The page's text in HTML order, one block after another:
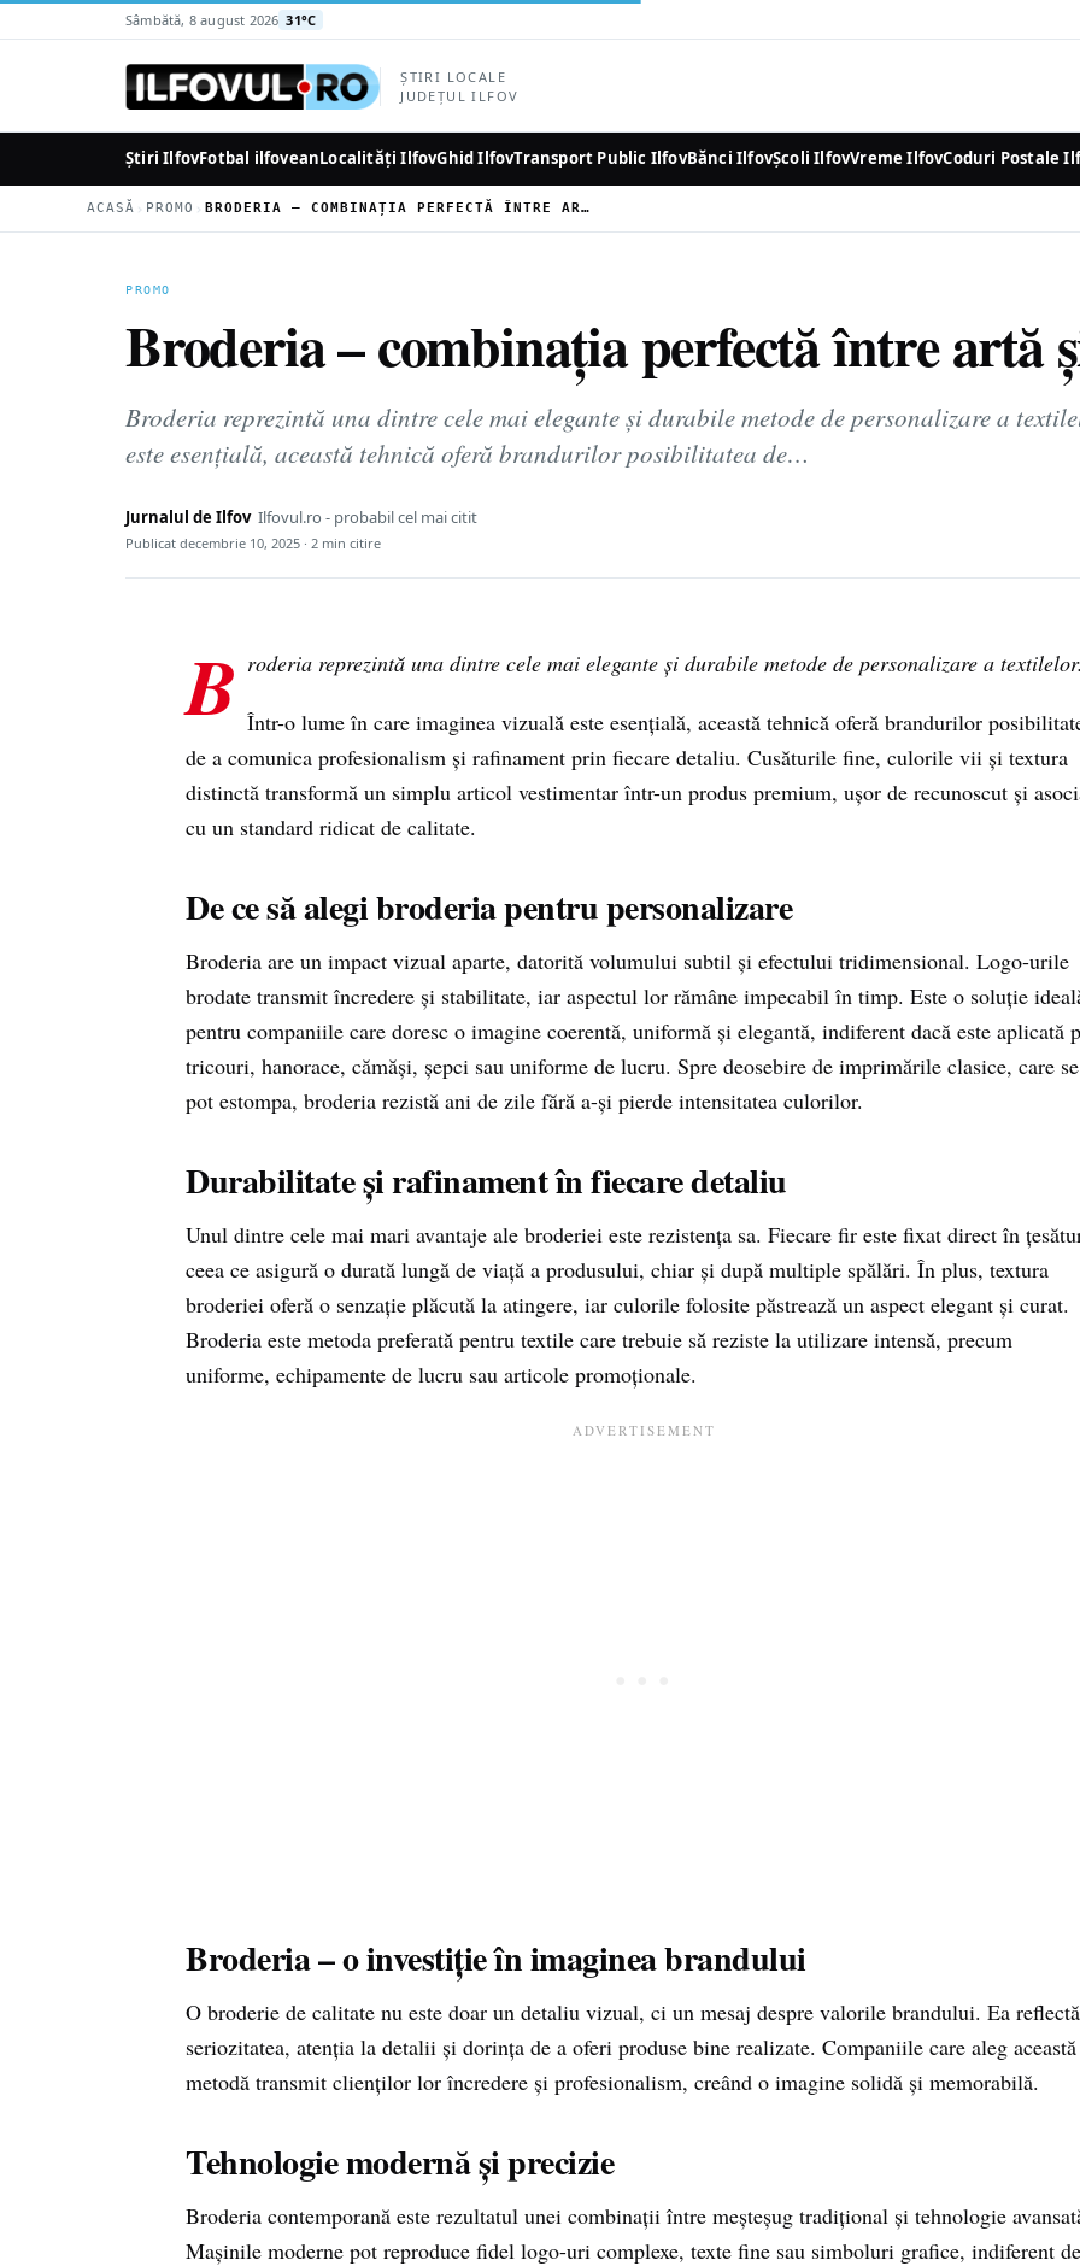
Sâmbătă, 8 august 2026 31°C
ȘTIRI LOCALE
JUDEȚUL ILFOV
Știri IlfovFotbal ilfoveanLocalități IlfovGhid IlfovTransport Public IlfovBănci IlfovȘcoli IlfovVreme IlfovCoduri Postale
ACASĂ › PROMO › BRODERIA – COMBINAȚIA PERFECTĂ ÎNTRE ARTĂ ȘI IDENTITATE VIZUALĂ
PROMO
Broderia – combinația perfectă între artă
Broderia reprezintă una dintre cele mai elegante și durabile metode de personalizare a
este esențială, această tehnică oferă brandurilor posibilitatea de…
Jurnalul de Ilfov Ilfovul.ro - probabil cel mai citit
Publicat decembrie 10, 2025 · 2 min citire
B roderia reprezintă una dintre cele mai elegante și durabile metode de personalizare a
Într-o lume în care imaginea vizuală este esențială, această tehnică oferă brandurilor
de a comunica profesionalism și rafinament prin fiecare detaliu. Cusăturile fine, culorile vii și textura
distinctă transformă un simplu articol vestimentar într-un produs premium, ușor de recunoscut și
cu un standard ridicat de calitate.
De ce să alegi broderia pentru personalizare
Broderia are un impact vizual aparte, datorită volumului subtil și efectului tridimensional. Logo-urile
brodate transmit încredere și stabilitate, iar aspectul lor rămâne impecabil în timp. Este o soluție
pentru companiile care doresc o imagine coerentă, uniformă și elegantă, indiferent dacă este aplicată
tricouri, hanorace, cămăși, șepci sau uniforme de lucru. Spre deosebire de imprimările clasice, care se
pot estompa, broderia rezistă ani de zile fără a-și pierde intensitatea culorilor.
Durabilitate și rafinament în fiecare detaliu
Unul dintre cele mai mari avantaje ale broderiei este rezistența sa. Fiecare fir este fixat direct în
ceea ce asigură o durată lungă de viață a produsului, chiar și după multiple spălări. În plus, textura
broderiei oferă o senzație plăcută la atingere, iar culorile folosite păstrează un aspect elegant și curat.
Broderia este metoda preferată pentru textile care trebuie să reziste la utilizare intensă, precum
uniforme, echipamente de lucru sau articole promoționale.
Broderia – o investiție în imaginea brandului
O broderie de calitate nu este doar un detaliu vizual, ci un mesaj despre valorile brandului. Ea reflectă
seriozitatea, atenția la detalii și dorința de a oferi produse bine realizate. Companiile care aleg această
metodă transmit clienților lor încredere și profesionalism, creând o imagine solidă și memorabilă.
Tehnologie modernă și precizie
Broderia contemporană este rezultatul unei combinații între meșteșug tradițional și tehnologie
Mașinile moderne pot reproduce fidel logo-uri complexe, texte fine sau simboluri grafice, indiferent de